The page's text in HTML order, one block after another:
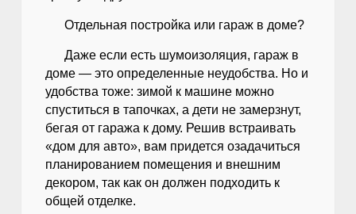
Отдельная постройка или гараж в доме?
Даже если есть шумоизоляция, гараж в
доме — это определенные неудобства. Но и
удобства тоже: зимой к машине можно
спуститься в тапочках, а дети не замерзнут,
бегая от гаража к дому. Решив встраивать
«дом для авто», вам придется озадачиться
планированием помещения и внешним
декором, так как он должен подходить к
общей отделке.